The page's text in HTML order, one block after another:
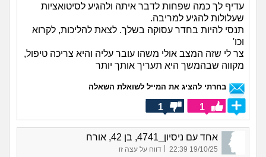
עדיף לך כמה שפחות לדבר איתה ולהגיע לסיטואציות
שעלולות להגיע למריבה.
תנסי להיות בחדר עסוקה בשלך. לצאת להליכות, לקרוא
וכו'
צר לי שזה המצב אולי משהו עובר עליה והיא צריכה טיפול,
מקווה שבהמשך היא תעריך אותך יותר
בחרתי להציג את המייל לשואלת השאלה
1
1
אחד עם ניסיון_4741, בן 42, אורח
19/10/25 22:39
| דווח על עצה זו